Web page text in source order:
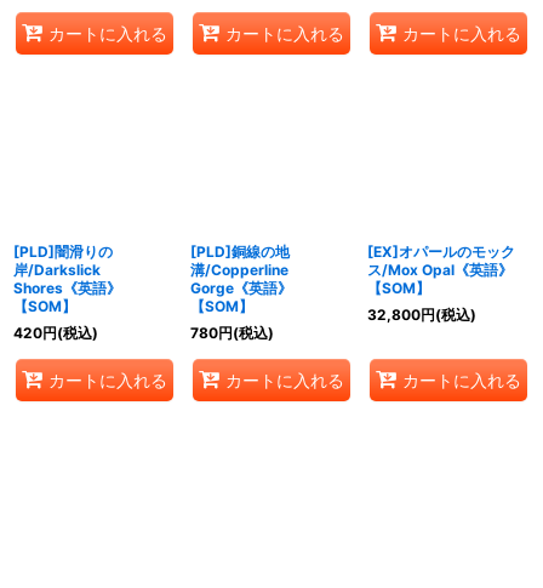
カートに入れる カートに入れる カートに入れる
[PLD]闇滑りの
岸/Darkslick
Shores《英語》
【SOM】
420円(税込)
カートに入れる
[PLD]銅線の地
溝/Copperline
Gorge《英語》
【SOM】
780円(税込)
カートに入れる
[EX]オパールのモック
ス/Mox Opal《英語》
【SOM】
32,800円(税込)
カートに入れる